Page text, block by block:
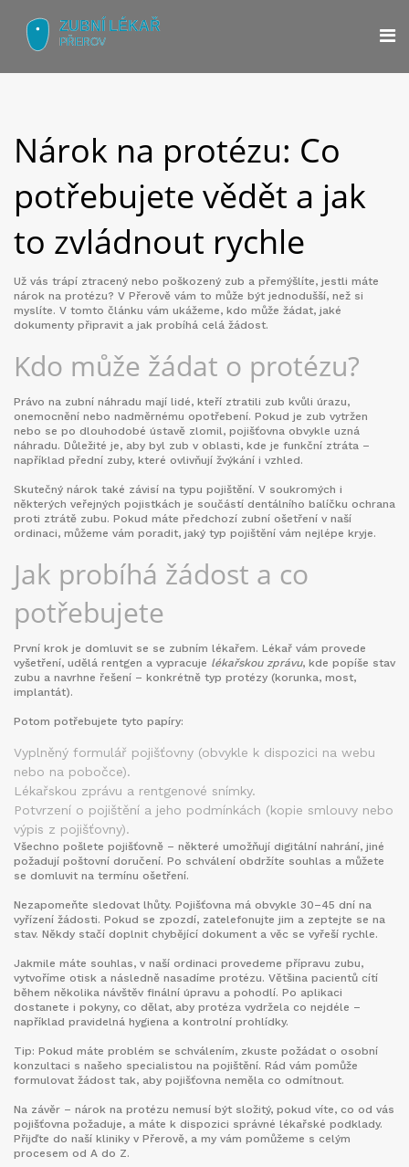
Nárok na protézu: Co
potřebujete vědět a jak
to zvládnout rychle
Už vás trápí ztracený nebo poškozený zub a přemýšlíte, jestli máte
nárok na protézu? V Přerově vám to může být jednodušší, než si
myslíte. V tomto článku vám ukážeme, kdo může žádat, jaké
dokumenty připravit a jak probíhá celá žádost.
Kdo může žádat o protézu?
Právo na zubní náhradu mají lidé, kteří ztratili zub kvůli úrazu,
onemocnění nebo nadměrnému opotřebení. Pokud je zub vytržen
nebo se po dlouhodobé ústavě zlomil, pojišťovna obvykle uzná
náhradu. Důležité je, aby byl zub v oblasti, kde je funkční ztráta –
například přední zuby, které ovlivňují žvýkání i vzhled.
Skutečný nárok také závisí na typu pojištění. V soukromých i
některých veřejných pojistkách je součástí dentálního balíčku ochrana
proti ztrátě zubu. Pokud máte předchozí zubní ošetření v naší
ordinaci, můžeme vám poradit, jaký typ pojištění vám nejlépe kryje.
Jak probíhá žádost a co
potřebujete
První krok je domluvit se se zubním lékařem. Lékař vám provede
vyšetření, udělá rentgen a vypracuje lékařskou zprávu, kde popíše stav
zubu a navrhne řešení – konkrétně typ protézy (korunka, most,
implantát).
Potom potřebujete tyto papíry:
Vyplněný formulář pojišťovny (obvykle k dispozici na webu
nebo na pobočce).
Lékařskou zprávu a rentgenové snímky.
Potvrzení o pojištění a jeho podmínkách (kopie smlouvy nebo
výpis z pojišťovny).
Všechno pošlete pojišťovně – některé umožňují digitální nahrání, jiné
požadují poštovní doručení. Po schválení obdržíte souhlas a můžete
se domluvit na termínu ošetření.
Nezapomeňte sledovat lhůty. Pojišťovna má obvykle 30–45 dní na
vyřízení žádosti. Pokud se zpozdí, zatelefonujte jim a zeptejte se na
stav. Někdy stačí doplnit chybějící dokument a věc se vyřeší rychle.
Jakmile máte souhlas, v naší ordinaci provedeme přípravu zubu,
vytvoříme otisk a následně nasadíme protézu. Většina pacientů cítí
během několika návštěv finální úpravu a pohodlí. Po aplikaci
dostanete i pokyny, co dělat, aby protéza vydržela co nejdéle –
například pravidelná hygiena a kontrolní prohlídky.
Tip: Pokud máte problém se schválením, zkuste požádat o osobní
konzultaci s našeho specialistou na pojištění. Rád vám pomůže
formulovat žádost tak, aby pojišťovna neměla co odmítnout.
Na závěr – nárok na protézu nemusí být složitý, pokud víte, co od vás
pojišťovna požaduje, a máte k dispozici správné lékařské podklady.
Přijďte do naší kliniky v Přerově, a my vám pomůžeme s celým
procesem od A do Z.